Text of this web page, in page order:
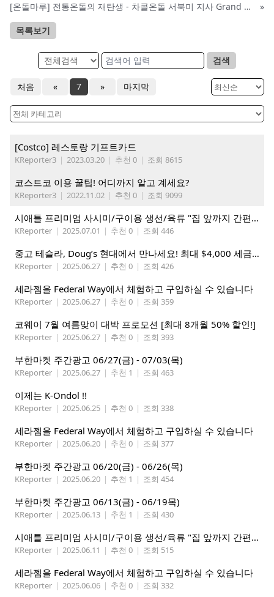
[온돌마루] 전통온돌의 재탄생 - 차콜온돌 서북미 지사 Grand Open!!
»
목록보기
검색
처음 « 7 » 마지막
[Costco] 레스토랑 기프트카드
KReporter3 | 2023.03.20 | 추천 0 | 조회 8615
코스트코 이용 꿀팁! 어디까지 알고 계세요?
KReporter3 | 2022.11.02 | 추천 0 | 조회 9099
시애틀 프리미엄 사시미/구이용 생선/육류 "집 앞까지 간편하게" – 영오션닷컴
KReporter | 2025.07.01 | 추천 0 | 조회 446
중고 테슬라, Doug’s 현대에서 만나세요! 최대 $4,000 세금 혜택까지!
KReporter | 2025.06.27 | 추천 0 | 조회 426
세라젬을 Federal Way에서 체험하고 구입하실 수 있습니다
KReporter | 2025.06.27 | 추천 0 | 조회 359
코웨이 7월 여름맞이 대박 프로모션 [최대 8개월 50% 할인!]
KReporter | 2025.06.27 | 추천 0 | 조회 393
부한마켓 주간광고 06/27(금) - 07/03(목)
KReporter | 2025.06.27 | 추천 1 | 조회 463
이제는 K-Ondol !!
KReporter | 2025.06.25 | 추천 0 | 조회 338
세라젬을 Federal Way에서 체험하고 구입하실 수 있습니다
KReporter | 2025.06.20 | 추천 0 | 조회 377
부한마켓 주간광고 06/20(금) - 06/26(목)
KReporter | 2025.06.20 | 추천 1 | 조회 454
부한마켓 주간광고 06/13(금) - 06/19목)
KReporter | 2025.06.13 | 추천 1 | 조회 430
시애틀 프리미엄 사시미/구이용 생선/육류 "집 앞까지 간편하게" – 영오션닷컴
KReporter | 2025.06.11 | 추천 0 | 조회 515
세라젬을 Federal Way에서 체험하고 구입하실 수 있습니다
KReporter | 2025.06.06 | 추천 0 | 조회 332